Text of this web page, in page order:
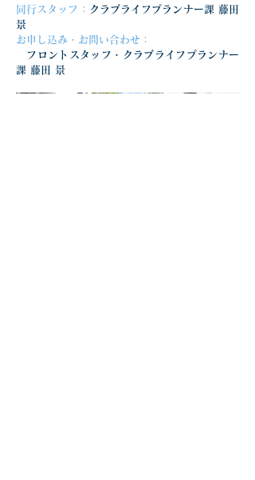
同行スタッフ：
クラブライフプランナー課 藤田
景
お申し込み・お問い合わせ：
フロントスタッフ・クラブライフプランナー
課 藤田 景